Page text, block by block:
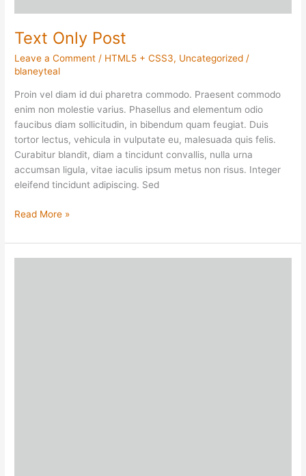
Text Only Post
Leave a Comment / HTML5 + CSS3, Uncategorized /
blaneyteal
Proin vel diam id dui pharetra commodo. Praesent commodo
enim non molestie varius. Phasellus and elementum odio
faucibus diam sollicitudin, in bibendum quam feugiat. Duis
tortor lectus, vehicula in vulputate eu, malesuada quis felis.
Curabitur blandit, diam a tincidunt convallis, nulla urna
accumsan ligula, vitae iaculis ipsum metus non risus. Integer
eleifend tincidunt adipiscing. Sed
Read More »